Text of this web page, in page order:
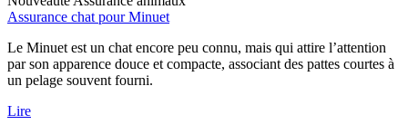
Assurance chat pour Minuet
Le Minuet est un chat encore peu connu, mais qui attire l’attention
par son apparence douce et compacte, associant des pattes courtes à
un pelage souvent fourni.
Lire